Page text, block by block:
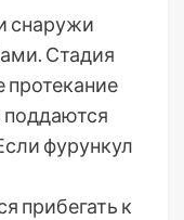
снаружи
Стадия
поддаются
фурункул
прибегать к